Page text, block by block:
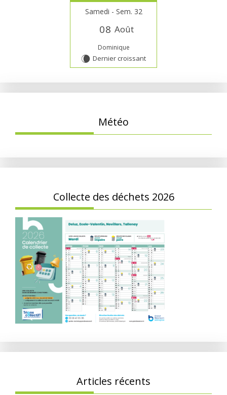
Samedi - Sem. 32
08 Août
Dominique
W Dernier croissant
Météo
Collecte des déchets 2026
Articles récents